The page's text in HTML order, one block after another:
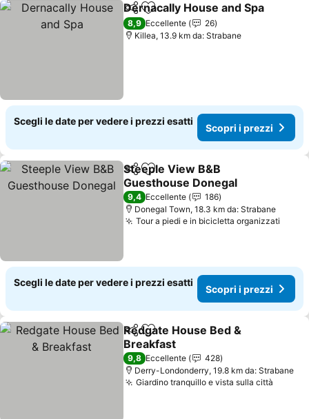
CondividiAggiungi ai preferiti
Dernacally House and Spa
8,9 Eccellente
26
Killea, 13.9 km da: Strabane
Scegli le date per vedere i prezzi esatti
Scopri i prezzi
CondividiAggiungi ai preferiti
Steeple View B&B
Guesthouse Donegal
Scopri i prezzi
9,4 Eccellente
186
Donegal Town, 18.3 km da: Strabane
Tour a piedi e in bicicletta organizzati
Scegli le date per vedere i prezzi esatti
Scopri i prezzi
CondividiAggiungi ai preferiti
Redgate House Bed &
Breakfast
Scopri i prezzi
9,8 Eccellente
428
Derry-Londonderry, 19.8 km da: Strabane
Giardino tranquillo e vista sulla città